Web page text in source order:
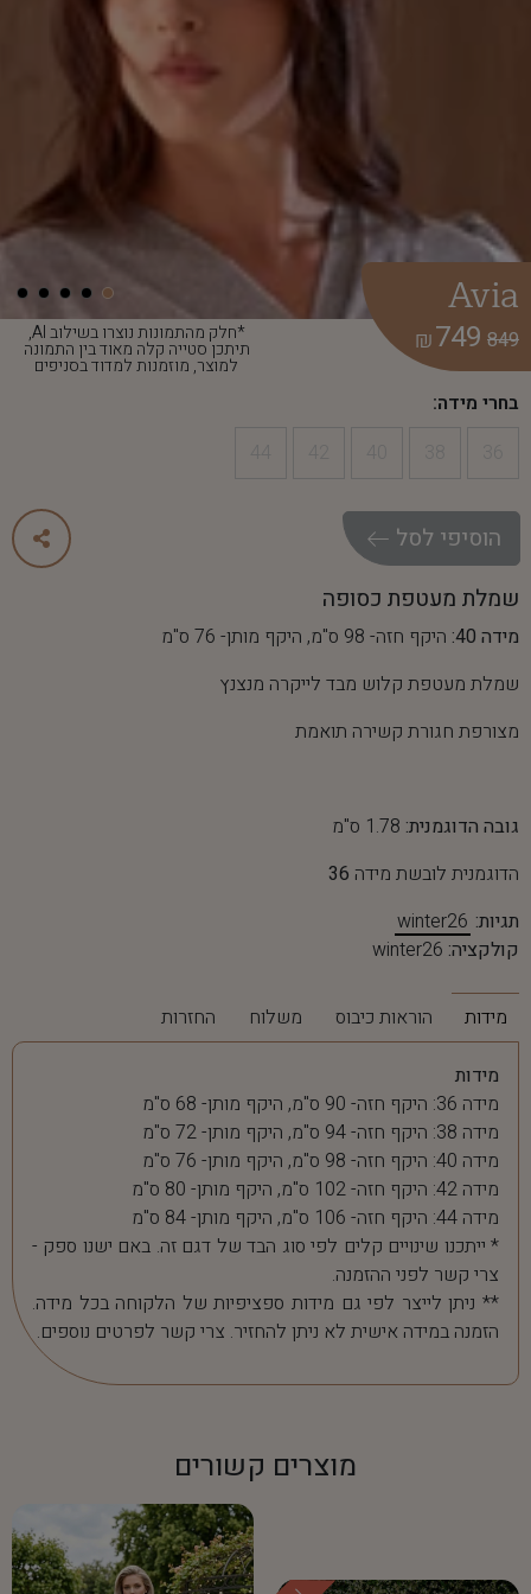
*חלק מהתמונות נוצרו בשילוב AI,
תיתכן סטייה קלה מאוד בין התמונה
למוצר, מוזמנות למדוד בסניפים
Avia
849
749
₪
בחרי מידה:
הוסיפי לסל
שמלת מעטפת כסופה
מידה 40:
היקף חזה- 98 ס"מ, היקף מותן- 76 ס"מ
שמלת מעטפת קלוש מבד לייקרה מנצנץ
מצורפת חגורת קשירה תואמת
גובה הדוגמנית: 1.78 ס"מ
הדוגמנית לובשת מידה 36
תגיות: winter26
קולקציה: winter26
מידות הוראות כיבוס משלוח החזרות
מידות
מידה 36: היקף חזה- 90 ס"מ, היקף מותן- 68 ס"מ
מידה 38: היקף חזה- 94 ס"מ, היקף מותן- 72 ס"מ
מידה 40: היקף חזה- 98 ס"מ, היקף מותן- 76 ס"מ
מידה 42: היקף חזה- 102 ס"מ, היקף מותן- 80 ס"מ
מידה 44: היקף חזה- 106 ס"מ, היקף מותן- 84 ס"מ
* ייתכנו שינויים קלים לפי סוג הבד של דגם זה. באם ישנו ספק -
צרי קשר לפני ההזמנה.
** ניתן לייצר לפי גם מידות ספציפיות של הלקוחה בכל מידה.
הזמנה במידה אישית לא ניתן להחזיר. צרי קשר לפרטים נוספים.
מוצרים קשורים